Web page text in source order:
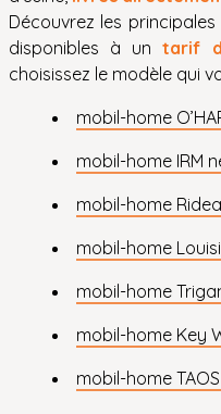
Découvrez les
disponibles à untarif
choisissez le modèle qui
mobil-home
mobil-home IRM
mobil-home
mobil-home
mobil-home
mobil-home Key
mobil-home